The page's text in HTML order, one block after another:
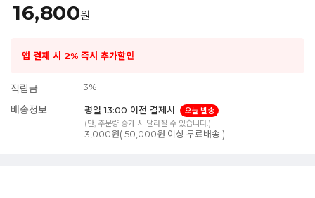
16,800원
앱 결제 시 2% 즉시 추가할인
적립금 3%
배송정보 평일 13:00 이전 결제시
오늘 발송
(단, 주문량 증가 시 달라질 수 있습니다.)
3,000원( 50,000원 이상 무료배송 )